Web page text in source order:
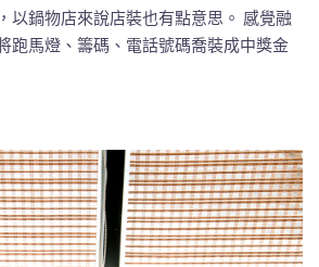
以鍋物店來說店裝也有點意思。 感覺融
跑馬燈、籌碼、電話號碼喬裝成中獎金